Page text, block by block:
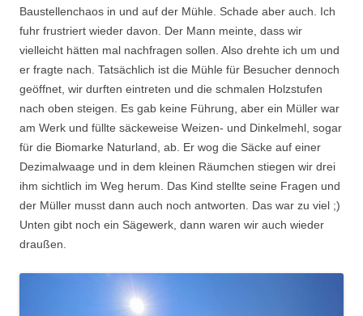
Baustellenchaos in und auf der Mühle. Schade aber auch. Ich
fuhr frustriert wieder davon. Der Mann meinte, dass wir
vielleicht hätten mal nachfragen sollen. Also drehte ich um und
er fragte nach. Tatsächlich ist die Mühle für Besucher dennoch
geöffnet, wir durften eintreten und die schmalen Holzstufen
nach oben steigen. Es gab keine Führung, aber ein Müller war
am Werk und füllte säckeweise Weizen- und Dinkelmehl, sogar
für die Biomarke Naturland, ab. Er wog die Säcke auf einer
Dezimalwaage und in dem kleinen Räumchen stiegen wir drei
ihm sichtlich im Weg herum. Das Kind stellte seine Fragen und
der Müller musst dann auch noch antworten. Das war zu viel ;)
Unten gibt noch ein Sägewerk, dann waren wir auch wieder
draußen.